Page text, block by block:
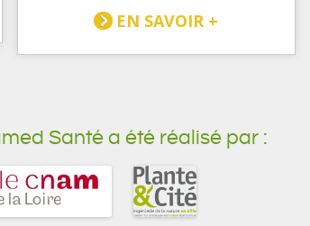
EN SAVOIR +
Santé a été réalisé par :